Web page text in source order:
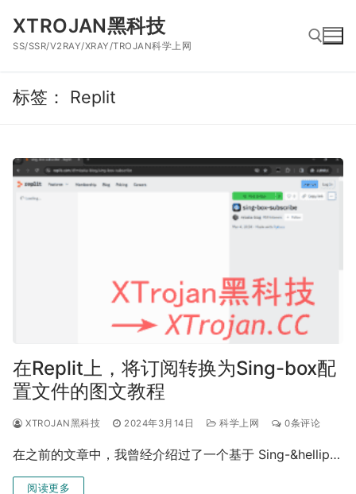
XTROJAN黑科技
SS/SSR/V2RAY/XRAY/TROJAN科学上网
标签： Replit
在Replit上，将订阅转换为Sing-box配
置文件的图文教程
XTROJAN黑科技 2024年3月14日 科学上网 0条评论
在之前的文章中，我曾经介绍过了一个基于 Sing-&hellip…
阅读更多